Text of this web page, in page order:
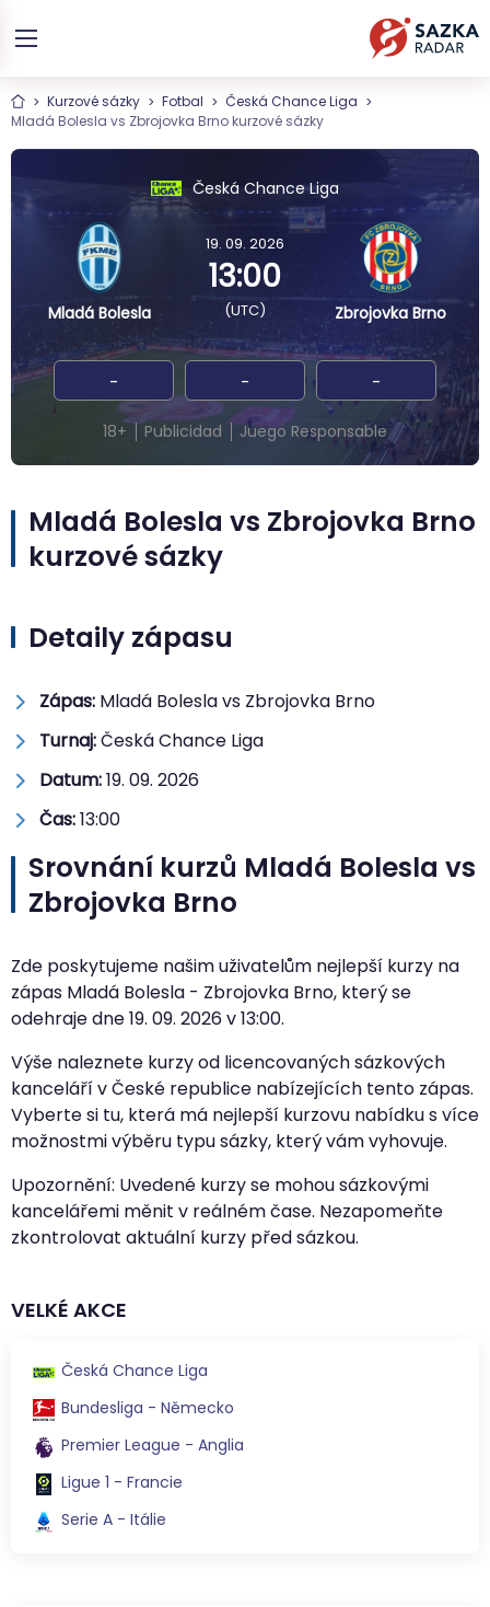
Kurzové sázky Fotbal
Česká Chance Liga
Mladá Bolesla vs Zbrojovka Brno kurzové sázky
Česká Chance Liga
Mladá Bolesla
19. 09. 2026
13:00
(UTC) Zbrojovka Brno
- - -
18+ Publicidad Juego Responsable
Mladá Bolesla vs Zbrojovka Brno
kurzové sázky
Detaily zápasu
Zápas: Mladá Bolesla vs Zbrojovka Brno
Turnaj:Česká Chance Liga
Datum:19. 09. 2026
Čas:13:00
Srovnání kurzů Mladá Bolesla vs
Zbrojovka Brno
Zde poskytujeme našim uživatelům nejlepší kurzy na
zápas Mladá Bolesla - Zbrojovka Brno, který se
odehraje dne19. 09. 2026v13:00.
Výše naleznete kurzy od licencovaných sázkových
kanceláří v České republice nabízejících tento zápas.
Vyberte si tu, která má nejlepší kurzovu nabídku s více
možnostmi výběru typu sázky, který vám vyhovuje.
Upozornění: Uvedené kurzy se mohou sázkovými
kancelářemi měnit v reálném čase. Nezapomeňte
zkontrolovat aktuální kurzy před sázkou.
VELKÉ AKCE
Česká Chance Liga
Bundesliga - Německo
Premier League - Anglia
Ligue 1 - Francie
Serie A - Itálie